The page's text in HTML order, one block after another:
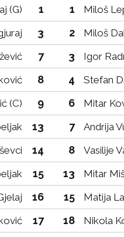
(G) 1 1 Miloš
3 2 Miloš
7 3 Igor
8 4 Stefan
(C) 9 6 Mitar
13 7
Andrija
14 8 Vasilije
15 13 Mitar
16 15 Matija
17 18 Nikola